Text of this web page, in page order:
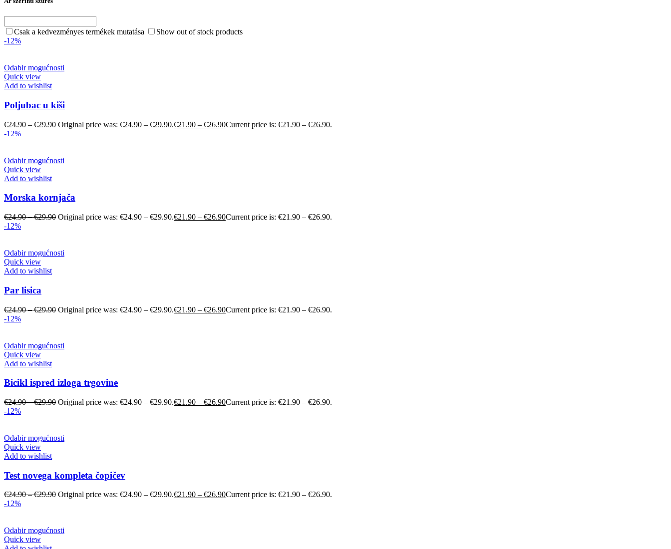
Csak a kedvezményes termékek mutatása
Show out of stock products
-12%
Odabir mogućnosti
Quick view
Add to wishlist
Poljubac u kiši
€24.90–€29.90 Original price was: €24.90 – €29.90.€21.90 – €26.90Current price is: €21.90 – €26.90.
-12%
Odabir mogućnosti
Quick view
Add to wishlist
Morska kornjača
€24.90–€29.90 Original price was: €24.90 – €29.90.€21.90 – €26.90Current price is: €21.90 – €26.90.
-12%
Odabir mogućnosti
Quick view
Add to wishlist
Par lisica
€24.90–€29.90 Original price was: €24.90 – €29.90.€21.90 – €26.90Current price is: €21.90 – €26.90.
-12%
Odabir mogućnosti
Quick view
Add to wishlist
Bicikl ispred izloga trgovine
€24.90–€29.90 Original price was: €24.90 – €29.90.€21.90 – €26.90Current price is: €21.90 – €26.90.
-12%
Odabir mogućnosti
Quick view
Add to wishlist
Test novega kompleta čopičev
€24.90–€29.90 Original price was: €24.90 – €29.90.€21.90 – €26.90Current price is: €21.90 – €26.90.
-12%
Odabir mogućnosti
Quick view